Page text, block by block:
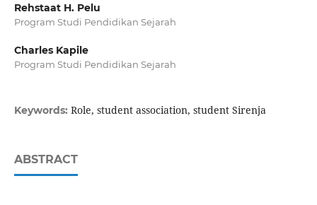
Rehstaat H. Pelu
Program Studi Pendidikan Sejarah
Charles Kapile
Program Studi Pendidikan Sejarah
Keywords: Role, student association, student Sirenja
ABSTRACT